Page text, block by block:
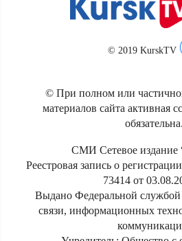
© 2019 KurskTV
© При полном или
материалов сайта активная
обязательна.
СМИ Сетевое издание
Реестровая запись о
73414 от
Выдано Федеральной службой
связи, информационных